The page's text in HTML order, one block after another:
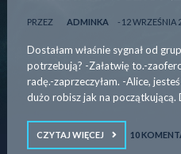
PRZEZ ADMINKA 12 WRZEŚNIA
Dostałam właśnie sygnał od
potrzebują? -Załatwię to.-
radę.-zaprzeczyłam. -Alice,
dużo robisz jak na początkującą.
CZYTAJ WIĘCEJ 10